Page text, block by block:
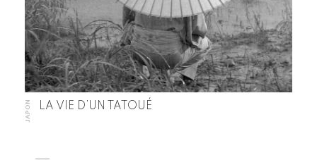
JAPON LA VIE D’UN TATOUÉ